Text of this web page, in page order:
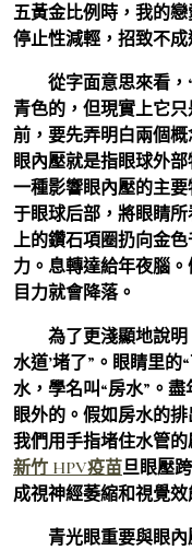
五黃金比例時，我的
停止性減輕，招致不成
從字面意思來看
青色的，但現實上它
前，要先弄明白兩個
眼內壓就是指眼球外
一種影響眼內壓的主要
于眼球后部，將眼睛
上的鑽石項圈扔向金
力。息轉達給年夜腦
目力就會降落。
為了更淺顯地說明
水道’堵了”。眼睛里的
水，學名叫“房水”。
眼外的。假如房水的
我們用手指堵住水管
新竹 HPV疫苗旦眼壓
成視神經萎縮和視覺
青光眼重要與眼